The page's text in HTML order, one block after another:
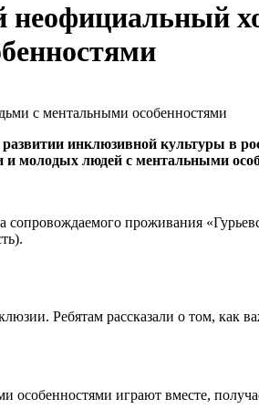
неофициальный
инклюзивной культуры в
молодых людей с ментальными
сопровождаемого проживания
Ребятам рассказали о том, как
особенностями играют вместе,